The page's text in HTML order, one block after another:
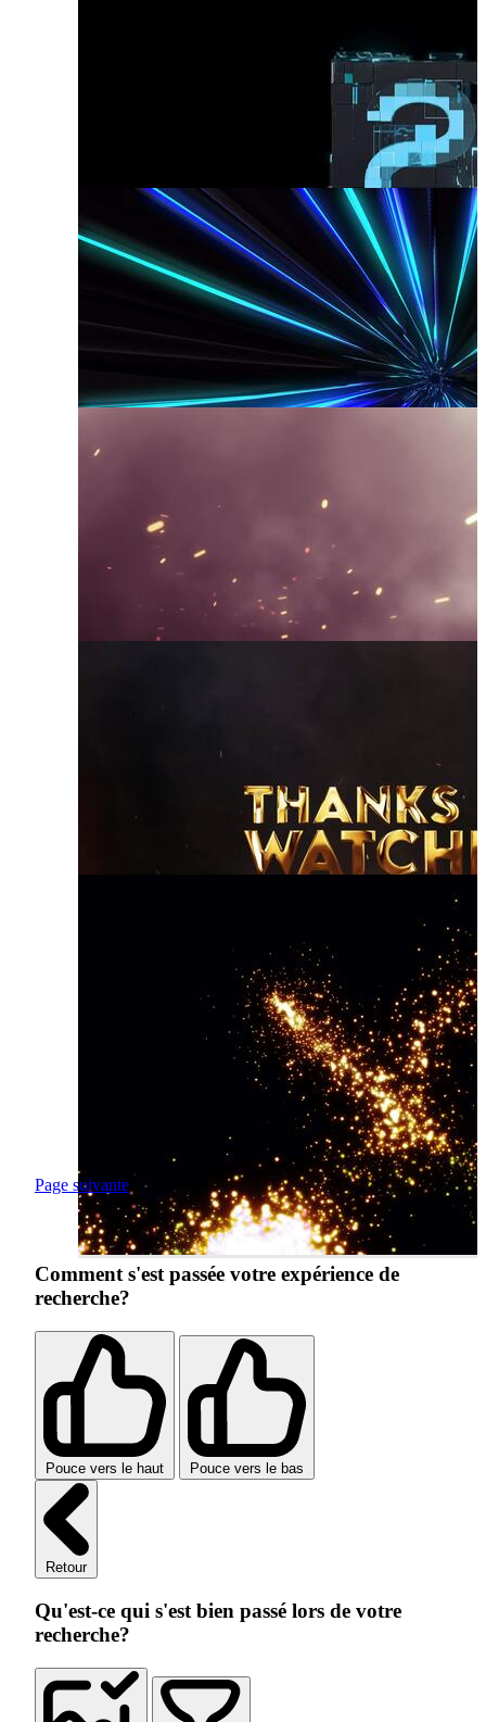
Page suivante
Comment s'est passée votre expérience de
recherche?
Pouce vers le haut Pouce vers le bas
Retour
Qu'est-ce qui s'est bien passé lors de votre
recherche?